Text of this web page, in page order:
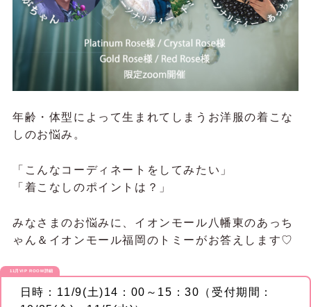
年齢・体型によって生まれてしまうお洋服の着こな
しのお悩み。
「こんなコーディネートをしてみたい」
「着こなしのポイントは？」
みなさまのお悩みに、イオンモール八幡東のあっち
ゃん＆イオンモール福岡のトミーがお答えします♡
11月VIP ROOM詳細
日時：11/9(土)14：00～15：30（受付期間：